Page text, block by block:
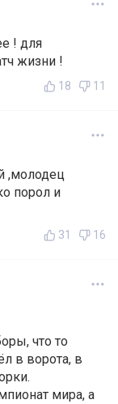
! для
жизни !
18 11
,молодец
порол и
31 16
что то
в ворота, в
мира, а